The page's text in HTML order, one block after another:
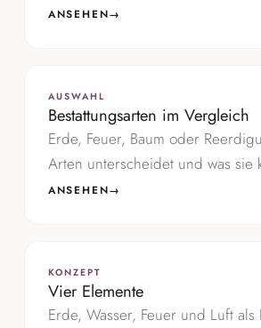
ANSEHEN→
AUSWAHL
Bestattungsarten im Vergleich
Erde, Feuer, Baum oder
Arten unterscheidet und was sie
ANSEHEN→
KONZEPT
Vier Elemente
Erde, Wasser, Feuer und Luft als